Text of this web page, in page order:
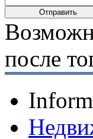
после